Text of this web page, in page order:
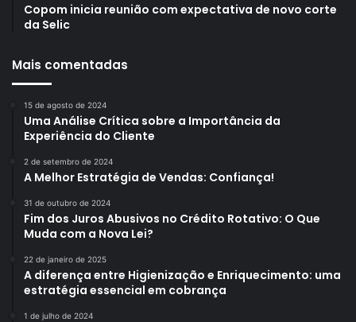
Copom inicia reunião com expectativa de novo corte
da Selic
Mais comentadas
15 de agosto de 2024
Uma Análise Crítica sobre a Importância da
Experiência do Cliente
2 de setembro de 2024
A Melhor Estratégia de Vendas: Confiança!
31 de outubro de 2024
Fim dos Juros Abusivos no Crédito Rotativo: O Que
Muda com a Nova Lei?
22 de janeiro de 2025
A diferença entre Higienização e Enriquecimento: uma
estratégia essencial em cobrança
1 de julho de 2024